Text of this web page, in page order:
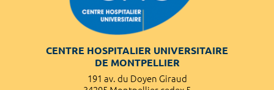
CENTRE HOSPITALIER UNIVERSITAIRE
DE MONTPELLIER
191 av. du Doyen Giraud